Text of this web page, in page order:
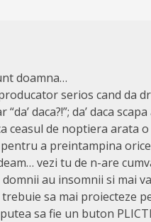
doamna…
serios cand da
daca?!”; da’ daca
ceasul de noptiera arata
a preintampina
vezi tu de n-are
au insomnii si mai
trebuie sa mai proiecteze
sa fie un buton